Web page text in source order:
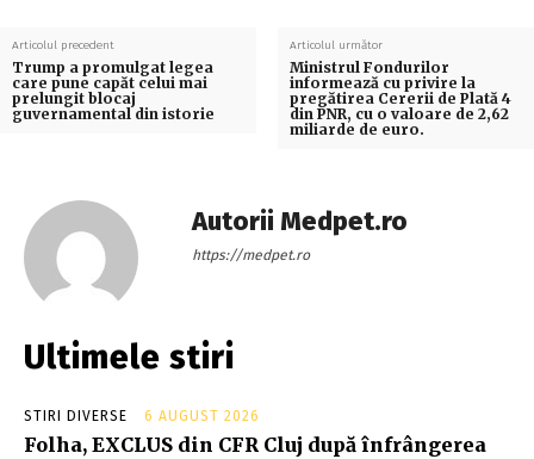
Articolul precedent
Trump a promulgat legea
care pune capăt celui mai
prelungit blocaj
guvernamental din istorie
Articolul următor
Ministrul Fondurilor
informează cu privire la
pregătirea Cererii de Plată 4
din PNR, cu o valoare de 2,62
miliarde de euro.
Autorii Medpet.ro
https://medpet.ro
Ultimele stiri
STIRI DIVERSE 6 AUGUST 2026
Folha, EXCLUS din CFR Cluj după înfrângerea